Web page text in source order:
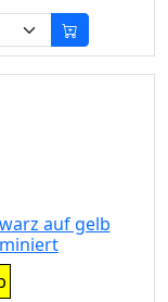
auf gelb